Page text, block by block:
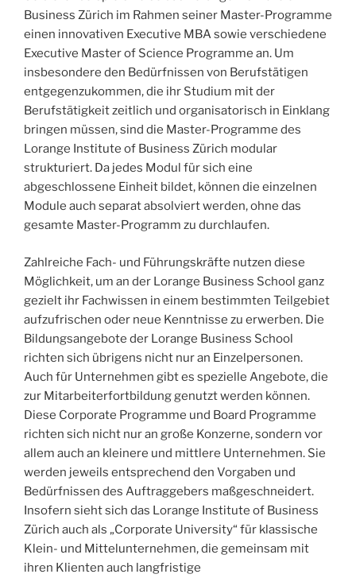
Business Zürich im Rahmen seiner Master-Programme
einen innovativen Executive MBA sowie verschiedene
Executive Master of Science Programme an. Um
insbesondere den Bedürfnissen von Berufstätigen
entgegenzukommen, die ihr Studium mit der
Berufstätigkeit zeitlich und organisatorisch in Einklang
bringen müssen, sind die Master-Programme des
Lorange Institute of Business Zürich modular
strukturiert. Da jedes Modul für sich eine
abgeschlossene Einheit bildet, können die einzelnen
Module auch separat absolviert werden, ohne das
gesamte Master-Programm zu durchlaufen.
Zahlreiche Fach- und Führungskräfte nutzen diese
Möglichkeit, um an der Lorange Business School ganz
gezielt ihr Fachwissen in einem bestimmten Teilgebiet
aufzufrischen oder neue Kenntnisse zu erwerben. Die
Bildungsangebote der Lorange Business School
richten sich übrigens nicht nur an Einzelpersonen.
Auch für Unternehmen gibt es spezielle Angebote, die
zur Mitarbeiterfortbildung genutzt werden können.
Diese Corporate Programme und Board Programme
richten sich nicht nur an große Konzerne, sondern vor
allem auch an kleinere und mittlere Unternehmen. Sie
werden jeweils entsprechend den Vorgaben und
Bedürfnissen des Auftraggebers maßgeschneidert.
Insofern sieht sich das Lorange Institute of Business
Zürich auch als „Corporate University“ für klassische
Klein- und Mittelunternehmen, die gemeinsam mit
ihren Klienten auch langfristige